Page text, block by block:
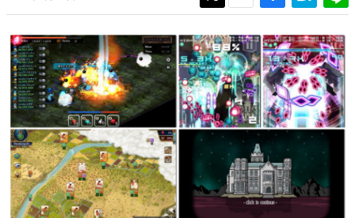
ゲームに多大な影響を受けた作家さんに取材し、ゲームが
日本のコンテンツ産業やカルチャーに与えた影響を探る企
画です。
日本モバイルゲーム産業史
日本のモバイルゲーム史における主要なトピック・タイト
ルを網羅するほか、開発者へのインタビューや識者による
解説を掲載。約20年の歴史が一望できる決定版！
若ゲのいたり〜ゲームクリエイターの青春〜
『うつヌケ』『ペンと箸』等で知られるマンガ家・田中圭
一先生によるゲーム業界レポートマンガです。